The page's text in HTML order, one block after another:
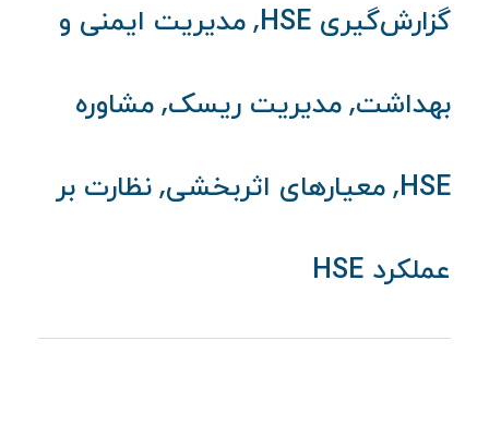
گزارش‌گیری HSE , مدیریت ایمنی و
بهداشت, مدیریت ریسک, مشاوره
HSE
, معیارهای اثربخشی, نظارت بر
عملکرد HSE